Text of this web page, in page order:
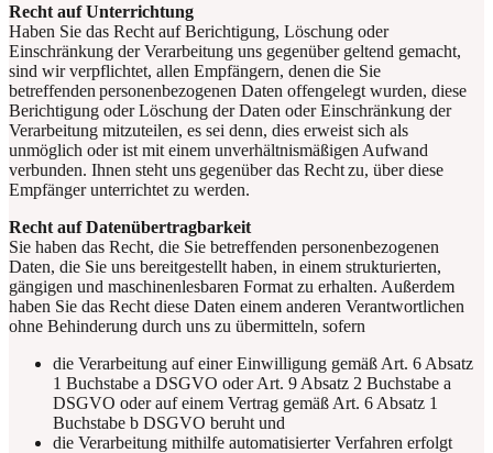
Recht auf Unterrichtung
Haben Sie das Recht auf Berichtigung, Löschung oder
Einschränkung der Verarbeitung uns gegenüber geltend gemacht,
sind wir verpflichtet, allen Empfängern, denen die Sie
betreffenden personenbezogenen Daten offengelegt wurden, diese
Berichtigung oder Löschung der Daten oder Einschränkung der
Verarbeitung mitzuteilen, es sei denn, dies erweist sich als
unmöglich oder ist mit einem unverhältnismäßigen Aufwand
verbunden. Ihnen steht uns gegenüber das Rechtzu, über diese
Empfänger unterrichtet zu werden.
Recht auf Datenübertragbarkeit
Sie haben das Recht, die Sie betreffenden personenbezogenen
Daten, die Sie uns bereitgestellt haben, in einem strukturierten,
gängigen und maschinenlesbaren Format zu erhalten. Außerdem
haben Sie das Recht diese Daten einem anderen Verantwortlichen
ohne Behinderung durch uns zu übermitteln, sofern
die Verarbeitung auf einer Einwilligung gemäß Art. 6 Absatz
1 Buchstabe a DSGVO oder Art. 9 Absatz 2 Buchstabe a
DSGVO oder auf einem Vertrag gemäß Art. 6 Absatz 1
Buchstabe b DSGVO beruht und
die Verarbeitung mithilfe automatisierter Verfahren erfolgt